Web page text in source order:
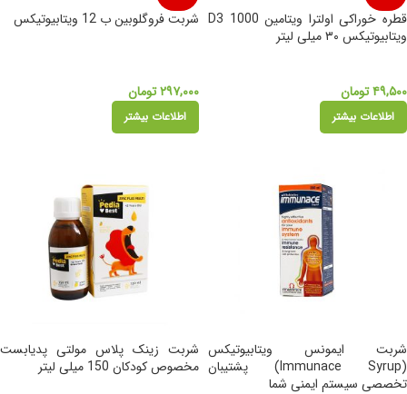
قطره خوراکی اولترا ویتامین D3 1000
ویتابیوتیکس ۳۰ میلی لیتر
۴۹,۵۰۰تومان
اطلاعات بیشتر
شربت فروگلوبین ب 12 ویتابیوتیکس
۲۹۷,۰۰۰تومان
اطلاعات بیشتر
شربت ایمونس ویتابیوتیکس
(Immunace Syrup) پشتیبان
تخصصی سیستم ایمنی شما
شربت زینک پلاس مولتی پدیابست
مخصوص کودکان 150 میلی لیتر